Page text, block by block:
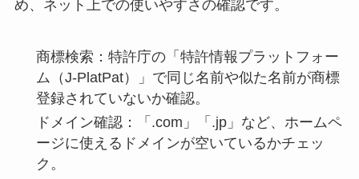
め、ネット上での使いやすさの確認です。
商標検索：特許庁の「特許情報プラットフォー
ム（J-PlatPat）」で同じ名前や似た名前が商標
登録されていないか確認。
ドメイン確認：「.com」「.jp」など、ホームペ
ージに使えるドメインが空いているかチェッ
ク。